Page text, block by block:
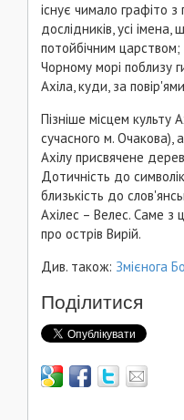
існує чимало графіто
дослідників, усі
потойбічним царством;
Чорному морі поблизу
Ахіла, куди, за
Пізніше місцем культу
сучасного м. Очакова),
Ахілу присвячене
Дотичність до
близькість до
Ахілес – Велес. Саме з
про острів Вирій.
Див. також: Змієнога
Поділитися